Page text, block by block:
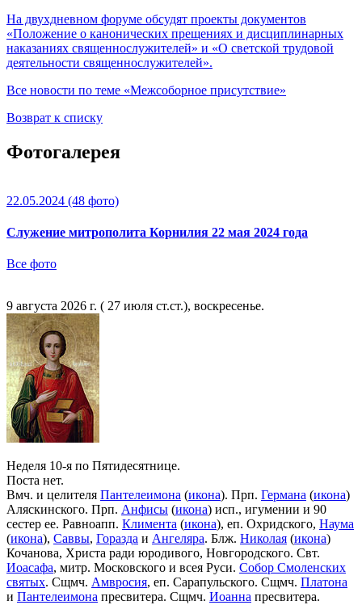
На двухдневном форуме обсудят проекты документов
«Положение о канонических прещениях и дисциплинарных
наказаниях священнослужителей» и «О светской трудовой
деятельности священнослужителей».
Все новости по теме «Межсоборное присутствие»
Возврат к списку
Фотогалерея
22.05.2024 (48 фото)
Служение митрополита Корнилия 22 мая 2024 года
Все фото
9 августа 2026 г. ( 27 июля ст.ст.), воскресенье.
Неделя 10-я по Пятидесятнице.
Поста нет.
Вмч. и целителя Пантелеимона (икона). Прп. Германа (икона)
Аляскинского. Прп. Анфисы (икона) исп., игумении и 90
сестер ее. Равноапп. Климента (икона), еп. Охридского, Наума
(икона), Саввы, Горазда и Ангеляра. Блж. Николая (икона)
Кочанова, Христа ради юродивого, Новгородского. Свт.
Иоасафа, митр. Московского и всея Руси. Собор Смоленских
святых. Сщмч. Амвросия, еп. Сарапульского. Сщмч. Платона
и Пантелеимона пресвитера. Сщмч. Иоанна пресвитера.